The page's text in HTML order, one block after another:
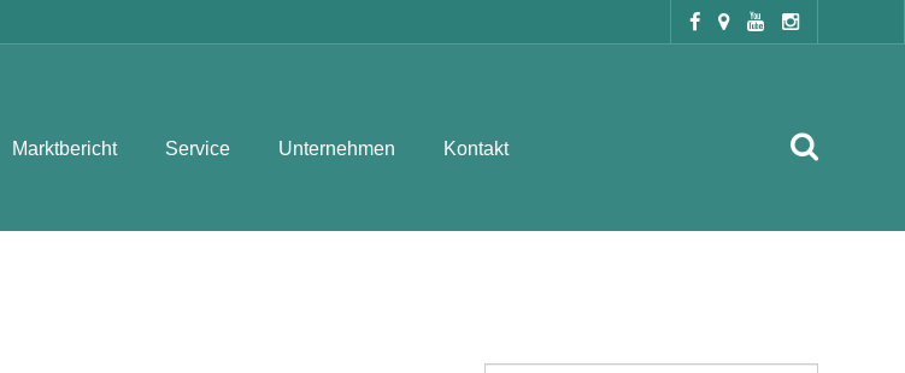
Marktbericht Service Unternehmen Kontakt